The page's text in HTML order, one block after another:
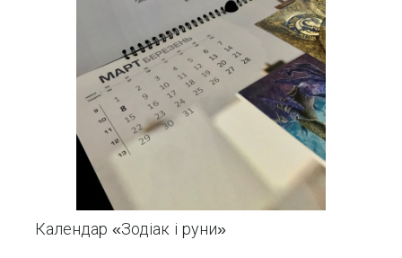
Календар «Зодіак і руни»